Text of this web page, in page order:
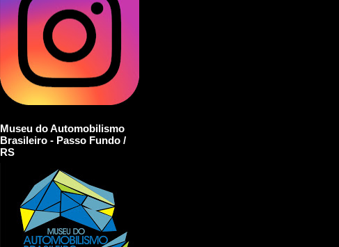
Museu do Automobilismo
Brasileiro - Passo Fundo /
RS